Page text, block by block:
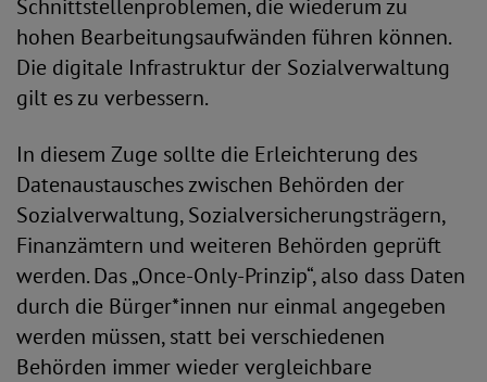
Schnittstellenproblemen, die wiederum zu
hohen Bearbeitungsaufwänden führen können.
Die digitale Infrastruktur der Sozialverwaltung
gilt es zu verbessern.
In diesem Zuge sollte die Erleichterung des
Datenaustausches zwischen Behörden der
Sozialverwaltung, Sozialversicherungsträgern,
Finanzämtern und weiteren Behörden geprüft
werden. Das „Once-Only-Prinzip“, also dass Daten
durch die Bürger*innen nur einmal angegeben
werden müssen, statt bei verschiedenen
Behörden immer wieder vergleichbare